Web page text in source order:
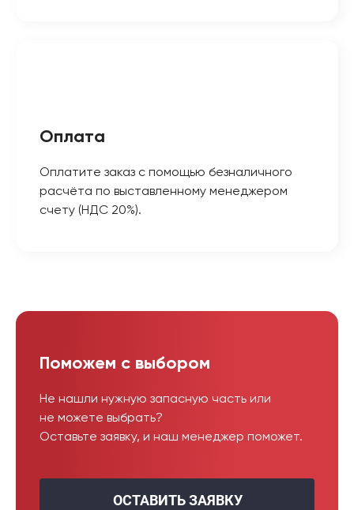
Оплата
Оплатите заказ с помощью безналичного
расчёта по выставленному менеджером
счету (НДС 20%).
Поможем с выбором
Не нашли нужную запасную часть или
не можете выбрать?
Оставьте заявку, и наш менеджер поможет.
ОСТАВИТЬ ЗАЯВКУ